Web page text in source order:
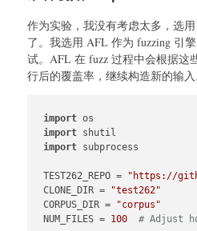
作为实验，我没有考虑太多，选
了。我选用 AFL 作为 fuzzing 引
试。AFL 在 fuzz 过程中会根据这
行后的覆盖率，继续构造新的输入
import
import
import subprocess
TEST262_REPO =
"https://
CLONE_DIR =
"test262"
CORPUS_DIR =
"corpus"
NUM_FILES = 100 # Adjust